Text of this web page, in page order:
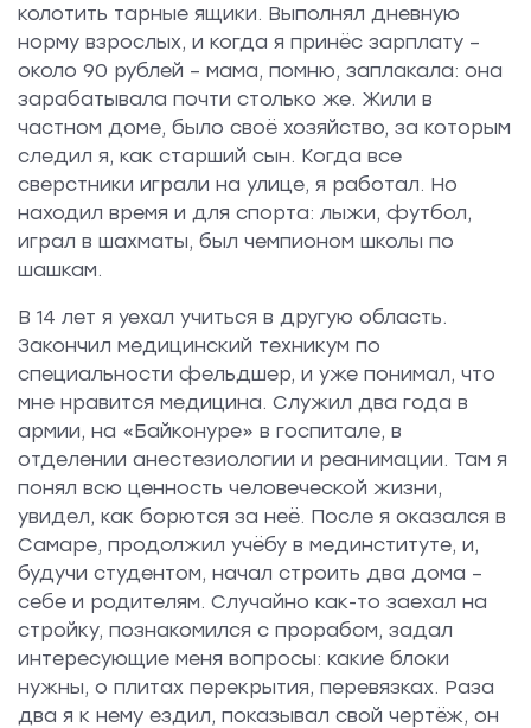
колотить тарные ящики. Выполнял дневную
норму взрослых, и когда я принёс зарплату –
около 90 рублей – мама, помню, заплакала: она
зарабатывала почти столько же. Жили в
частном доме, было своё хозяйство, за которым
следил я, как старший сын. Когда все
сверстники играли на улице, я работал. Но
находил время и для спорта: лыжи, футбол,
играл в шахматы, был чемпионом школы по
шашкам.
В 14 лет я уехал учиться в другую область.
Закончил медицинский техникум по
специальности фельдшер, и уже понимал, что
мне нравится медицина. Служил два года в
армии, на «Байконуре» в госпитале, в
отделении анестезиологии и реанимации. Там я
понял всю ценность человеческой жизни,
увидел, как борются за неё. После я оказался в
Самаре, продолжил учёбу в мединституте, и,
будучи студентом, начал строить два дома –
себе и родителям. Случайно как-то заехал на
стройку, познакомился с прорабом, задал
интересующие меня вопросы: какие блоки
нужны, о плитах перекрытия, перевязках. Раза
два я к нему ездил, показывал свой чертёж, он